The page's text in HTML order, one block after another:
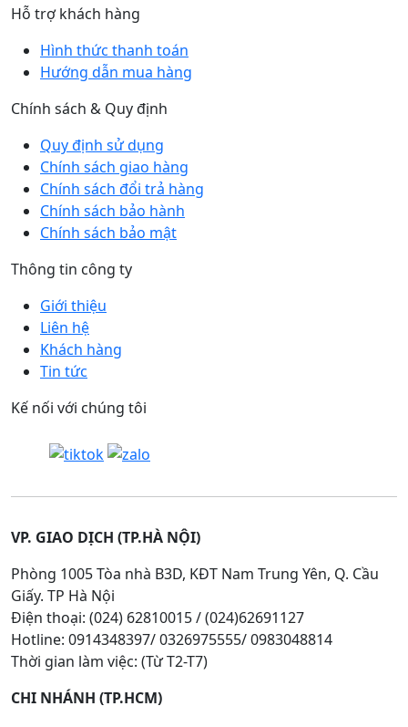
Hỗ trợ khách hàng
Hình thức thanh toán
Hướng dẫn mua hàng
Chính sách & Quy định
Quy định sử dụng
Chính sách giao hàng
Chính sách đổi trả hàng
Chính sách bảo hành
Chính sách bảo mật
Thông tin công ty
Giới thiệu
Liên hệ
Khách hàng
Tin tức
Kế nối với chúng tôi
VP. GIAO DỊCH (TP.HÀ NỘI)
Phòng 1005 Tòa nhà B3D, KĐT Nam Trung Yên, Q. Cầu
Giấy. TP Hà Nội
Điện thoại: (024) 62810015 / (024)62691127
Hotline: 0914348397/ 0326975555/ 0983048814
Thời gian làm việc: (Từ T2-T7)
CHI NHÁNH (TP.HCM)